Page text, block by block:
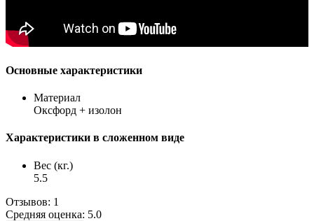
Основные характеристики
Материал
Оксфорд + изолон
Характеристики в сложенном виде
Вес (кг.)
5.5
Отзывов: 1
Средняя оценка: 5.0